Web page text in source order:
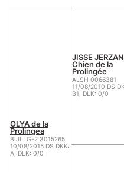
OLYA de la
Prolingea
BIJL. G-2 3015265
10/08/2015 DS DKK:
A, DLK: 0/0
JISSE JERZAN
Chien de la
Prolingée
ALSH 0066381
11/08/2010 DS
B1, DLK: 0/0